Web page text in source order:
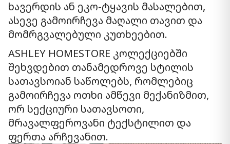
ხავერდის ან ეკო-ტყავის მასალებით,
ასევე გამოირჩევა მაღალი თავით და
მომრგვალებული კუთხეებით.
ASHLEY HOMESTORE კოლექციებში
შეხვდებით თანამედროვე სტილის
სათავსოიან საწოლებს, რომლებიც
გამოირჩევა ოთხი ამწევი მექანიზმით,
ორ სექციური სათავსოთი,
მრავალფეროვანი ტექსტილით და
ფერთა არჩევანით.